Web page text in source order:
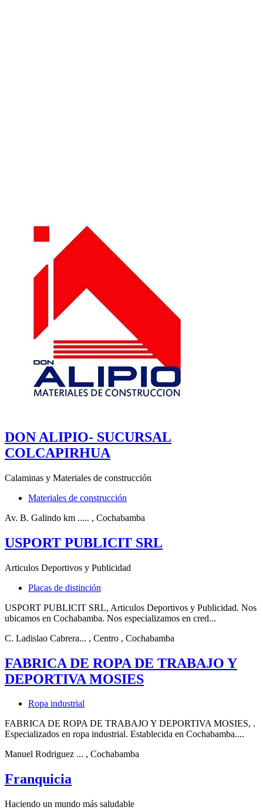
DON ALIPIO- SUCURSAL
COLCAPIRHUA
Calaminas y Materiales de construcción
Materiales de construcción
Av. B. Galindo km ..... , Cochabamba
USPORT PUBLICIT SRL
Articulos Deportivos y Publicidad
Placas de distinción
USPORT PUBLICIT SRL, Articulos Deportivos y Publicidad. Nos
ubicamos en Cochabamba. Nos especializamos en cred...
C. Ladislao Cabrera... , Centro , Cochabamba
FABRICA DE ROPA DE TRABAJO Y
DEPORTIVA MOSIES
Ropa industrial
FABRICA DE ROPA DE TRABAJO Y DEPORTIVA MOSIES, .
Especializados en ropa industrial. Establecida en Cochabamba....
Manuel Rodriguez ... , Cochabamba
Franquicia
Haciendo un mundo más saludable